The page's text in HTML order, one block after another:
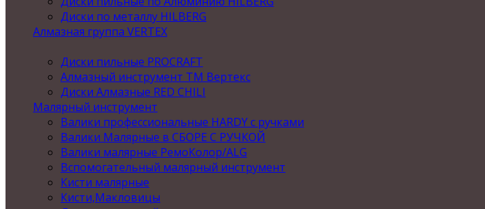
Диски по металлу HILBERG
Алмазная группа VERTEX
Диски пильные PROCRAFT
Алмазный инструмент ТМ Вертекс
Диски Алмазные RED CHILI
Малярный инструмент
Валики профессиональные HARDY с ручками
Валики Малярные в СБОРЕ С РУЧКОЙ
Валики малярные РемоКолор/ALG
Вспомогательный малярный инструмент
Кисти малярные
Кисти,Макловицы